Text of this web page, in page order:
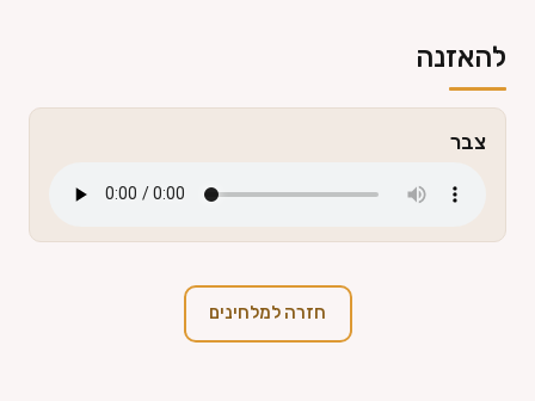
⚲
English
להאזנה
צבר
חזרה למלחינים